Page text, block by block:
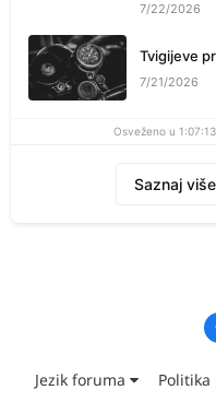
7/22/2026
Tvigijeve
7/21/2026
Osveženo u
Saznaj više
Jezik foruma